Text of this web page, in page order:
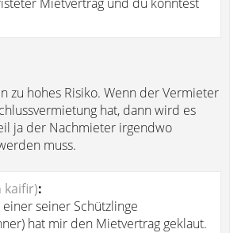
zu hohes Risiko. Wenn der Vermieter
hat, dann wird es
ja der Nachmieter irgendwo
muss.
kaifir):
seiner Schützlinge
hat mir den Mietvertrag geklaut.